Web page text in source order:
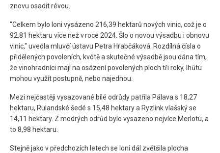
znovu osadit révou.
"Celkem bylo loni vysázeno 216,39 hektarů nových vinic, což je o
92,81 hektaru více než v roce 2024. Šlo o novou výsadbu i obnovu
vinic," uvedla mluvčí ústavu Petra Hrabčáková. Rozdílná čísla o
přidělených povoleních, kvótě a skutečné výsadbě jsou dána tím,
že vinohradníci mají na osázení povolených ploch tři roky, lhůtu
mohou využít postupně, nebo najednou.
Mezi nejčastěji vysazované bílé odrůdy patřila Pálava s 18,27
hektaru, Rulandské šedé s 15,48 hektary a Ryzlink vlašský se
14,11 hektary. Z modrých odrůd bylo vysazeno nejvíce Merlotu, a
to 8,98 hektaru.
Stejně jako v předchozích letech se loni dál zvětšila plocha